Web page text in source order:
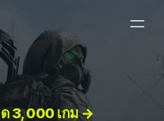
3, 000 เกม →